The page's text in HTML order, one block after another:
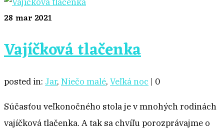
28 mar 2021
Vajíčková tlačenka
posted in: Jar, Niečo malé, Veľká noc | 0
Súčasťou veľkonočného stola je v mnohých rodinách
vajíčková tlačenka. A tak sa chvíľu porozprávajme o